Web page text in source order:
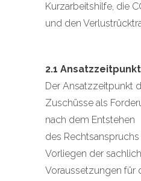
Kurzarbeitshilfe, die
und den
2.1 Ansatzzeitpunkt
Der Ansatzzeitpunkt
Zuschüsse als
nach dem Entstehen
des
Vorliegen der
Voraussetzungen für